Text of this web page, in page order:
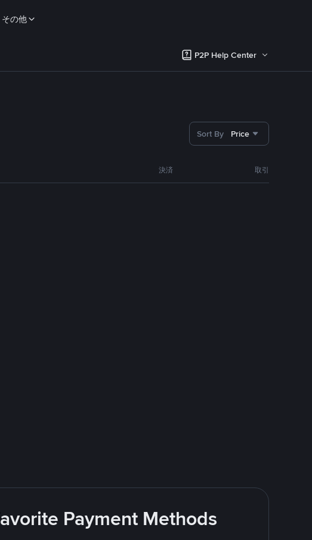
その他
P2P Help Center
Sort By Price
決済 取引
Payment Methods